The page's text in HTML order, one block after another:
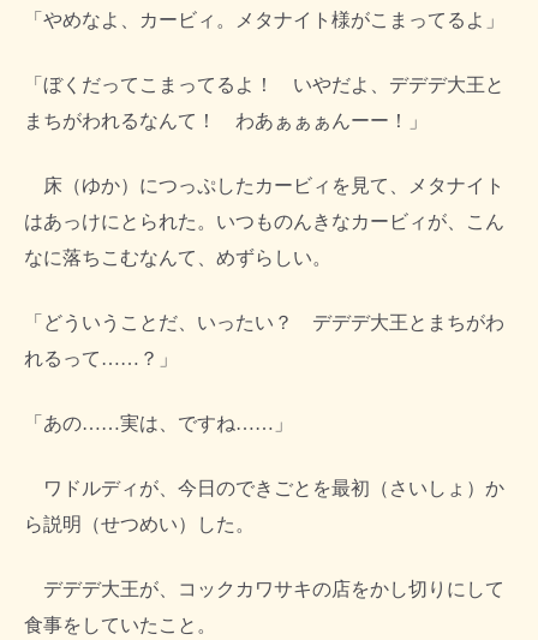
「やめなよ、カービィ。メタナイト様がこまってるよ」
「ぼくだってこまってるよ！ いやだよ、デデデ大王と
まちがわれるなんて！ わあぁぁぁんーー！」
床（ゆか）につっぷしたカービィを見て、メタナイト
はあっけにとられた。いつものんきなカービィが、こん
なに落ちこむなんて、めずらしい。
「どういうことだ、いったい？ デデデ大王とまちがわ
れるって……？」
「あの……実は、ですね……」
ワドルディが、今日のできごとを最初（さいしょ）か
ら説明（せつめい）した。
デデデ大王が、コックカワサキの店をかし切りにして
食事をしていたこと。